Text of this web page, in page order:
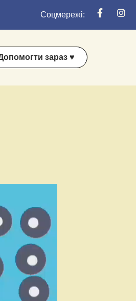
Соцмережі:
зараз ♥️